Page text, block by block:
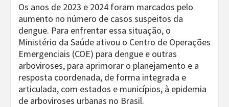
Os anos de 2023 e 2024 foram marcados pelo
aumento no número de casos suspeitos da
dengue. Para enfrentar essa situação, o
Ministério da Saúde ativou o Centro de Operações
Emergenciais (COE) para dengue e outras
arboviroses, para aprimorar o planejamento e a
resposta coordenada, de forma integrada e
articulada, com estados e municípios, à epidemia
de arboviroses urbanas no Brasil.